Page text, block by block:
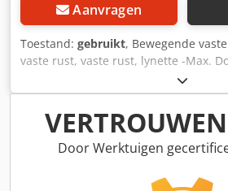
Aanvragen
Toestand: gebruikt, Bewegende
vaste rust, vaste rust, lynette -Max.
Editie: grijs gietijzer -Holse afstand:
145 mm -Tekenen met de foto's
Aantal: 3x bezels beschikbaar -Prijs:
370/280/H90 mm -gewicht: 10 kg
Door Werktuigen